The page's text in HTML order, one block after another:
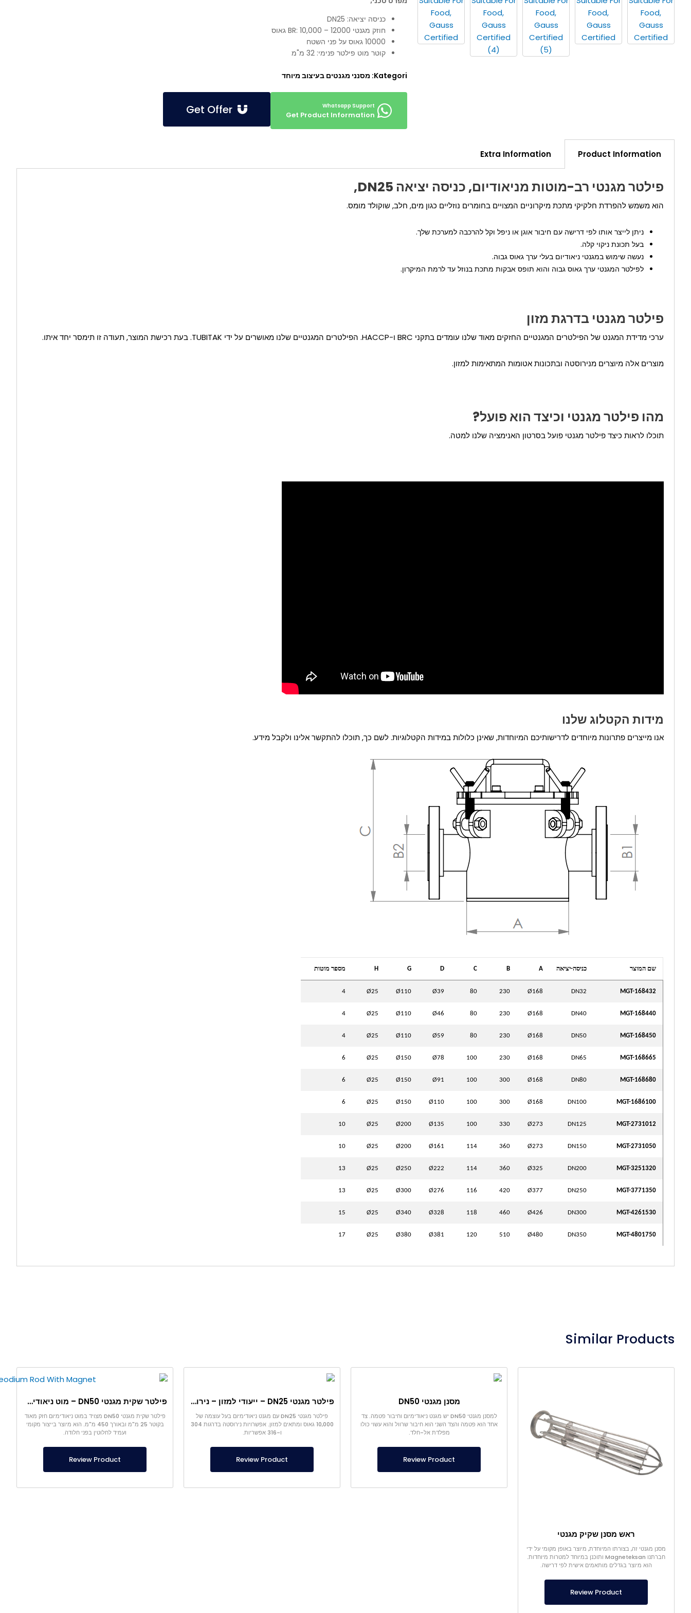
כניסה יציאה: DN25
חוזק מגנטי BR: 10,000 – 12000 גאוס
10000 גאוס על פני השטח
קוטר מוט פילטר פנימי: 32 מ"מ
Kategori: מסנני מגנטים בעיצוב מיוחד
Get Product Information
Product Information
Extra Information
פילטר מגנטי רב-מוטות מניאודיום, כניסה יציאה DN25,
הוא משמש להפרדת חלקיקי מתכת מיקרוניים המצויים בחומרים נוזליים כגון מים, חלב, שוקולד מומס.
ניתן לייצר אותו לפי דרישה עם חיבור אוגן או ניפל וקל להרכבה למערכת שלך.
בעל תכונת ניקוי קלה.
נעשה שימוש במגנטי ניאודיום בעלי ערך גאוס גבוה.
לפילטר המגנטי ערך גאוס גבוה והוא תופס אבקות מתכת בנוזל עד לרמת המיקרון.
פילטר מגנטי בדרגת מזון
ערכי מדידת המגנט של הפילטרים המגנטיים החזקים מאוד שלנו עומדים בתקני BRC ו-HACCP. הפילטרים המגנטיים שלנו מאושרים על ידי TUBITAK. בעת רכישת המוצר, תעודה זו תימסר יחד איתו.
מוצרים אלה מיוצרים מנירוסטה ובתכונות אטומות המתאימות למזון.
מהו פילטר מגנטי וכיצד הוא פועל?
תוכלו לראות כיצד פילטר מגנטי פועל בסרטון האנימציה שלנו למטה.
מידות הקטלוג שלנו
אנו מייצרים פתרונות מיוחדים לדרישותיכם המיוחדות, שאינן כלולות במידות הקטלוגיות. לשם כך, תוכלו להתקשר אלינו ולקבל מידע.
שם המוצר כניסה-יציאה A
B
C
D
G
H מספר מוטות
MGT-168432
DN32
Ø168
230
80
Ø39
Ø110
Ø25
4
MGT-168440
DN40
Ø168
230
80
Ø46
Ø110
Ø25
4
MGT-168450
DN50
Ø168
230
80
Ø59
Ø110
Ø25
4
MGT-168665
DN65
Ø168
230
100
Ø78
Ø150
Ø25
6
MGT-168680
DN80
Ø168
300
100
Ø91
Ø150
Ø25
6
MGT-1686100
DN100
Ø168
300
100
Ø110
Ø150
Ø25
6
MGT-2731012
DN125
Ø273
330
100
Ø135
Ø200
Ø25
10
MGT-2731050
DN150
Ø273
360
114
Ø161
Ø200
Ø25
10
MGT-3251320
DN200
Ø325
360
114
Ø222
Ø250
Ø25
13
MGT-3771350
DN250
Ø377
420
116
Ø276
Ø300
Ø25
13
MGT-4261530
DN300
Ø426
460
118
Ø328
Ø340
Ø25
15
MGT-4801750
DN350
Ø480
510
120
Ø381
Ø380
Ø25
17
Similar Products
ראש מסנן שקיק מגנטי
מסנן מגנטי זה, בצורתו המיוחדת, מיוצר באופן מקומי על ידי
חברתנו Magneteksan ותוכנן במיוחד למטרות מיוחדות.
הוא מיוצר בגדלים מותאמים אישית לפי דרישה.
Review Product
מסנן מגנטי DN50
למסנן מגנטי DN50 יש מגנט ניאודימיום וחיבור פטמה. צד
אחד הוא פטמה והצד השני הוא חיבור שרוול והוא עשוי כולו
מפלדת אל-חלד.
Review Product
פילטר מגנטי DN25 – ייעודי למזון – נירוסטה מלאה – עוצמה מגנטית 10,000 גאוס
פילטר מגנטי DN25 עם מגנט ניאודימיום בעל עוצמה של
10,000 גאוס ומתאים למזון. אפשרויות נירוסטה בדרגות 304
ו-316 אפשריות.
Review Product
פילטר שקית מגנטי DN50 – מוט ניאודימיום Ø25×450 מ"מ עם מגנט
פילטר שקית מגנטי DN50 מצויד במוט ניאודימיום חזק מאוד
בקוטר 25 מ"מ ובאורך 450 מ"מ. הוא מיוצר בייצור מקומי
ועמיד לחלוטין בפני חלודה.
Review Product